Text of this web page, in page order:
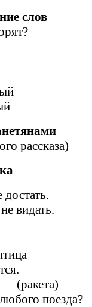
слов
рассказа)
видать.
поезда?